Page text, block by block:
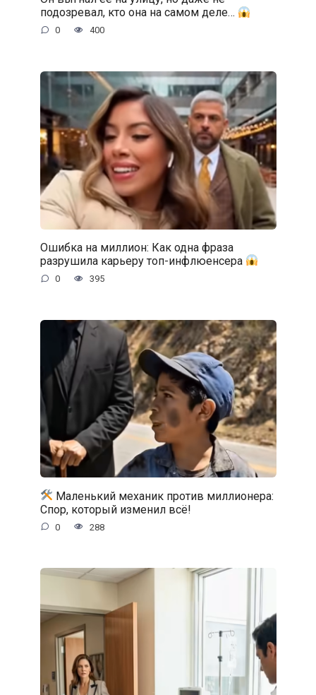
подозревал, кто она на самом деле…
0 400
Ошибка на миллион: Как одна фраза
разрушила карьеру топ-инфлюенсера
0 395
Маленький механик против миллионера:
Спор, который изменил всё!
0 288